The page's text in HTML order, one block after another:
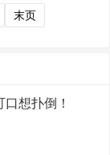
末页
想扑倒！